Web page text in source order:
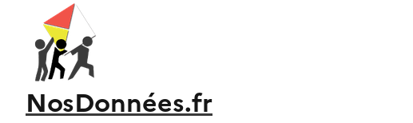
NosDonnées.fr